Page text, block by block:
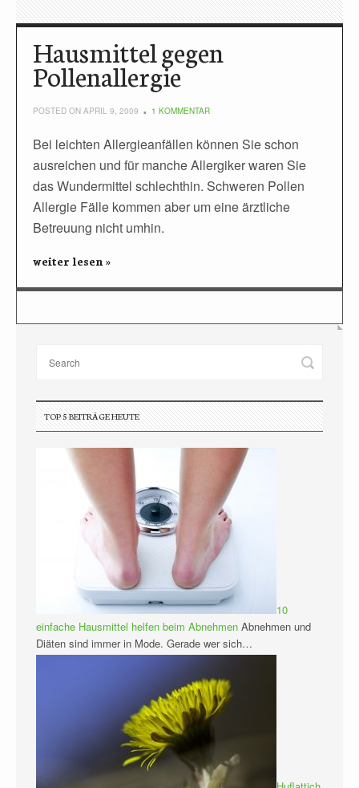
Hausmittel gegen
Pollenallergie
POSTED ON APRIL 9, 2009 1 KOMMENTAR
Bei leichten Allergieanfällen können Sie schon
ausreichen und für manche Allergiker waren Sie
das Wundermittel schlechthin. Schweren Pollen
Allergie Fälle kommen aber um eine ärztliche
Betreuung nicht umhin.
weiter lesen »
TOP 5 BEITRÄGE HEUTE
10
einfache Hausmittel helfen beim Abnehmen Abnehmen und
Diäten sind immer in Mode. Gerade wer sich…